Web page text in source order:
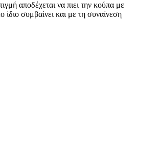
αποδέχεται να πιει την κούπα με
συμβαίνει και με τη συναίνεση